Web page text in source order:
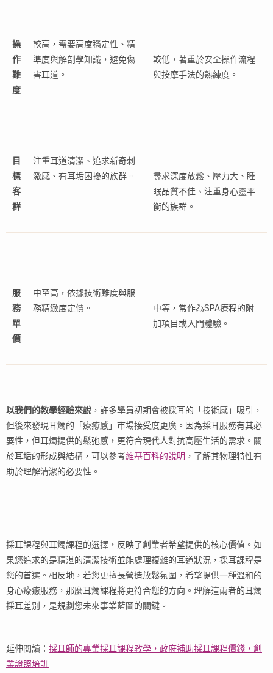
操
作
難
度
較高，需要高度穩定性、精
準度與解剖學知識，避免傷
害耳道。
較低，著重於安全操作流程
與按摩手法的熟練度。
目
標
客
群
注重耳道清潔、追求新奇刺
激感、有耳垢困擾的族群。
尋求深度放鬆、壓力大、睡
眠品質不佳、注重身心靈平
衡的族群。
服
務
單
價
中至高，依據技術難度與服
務精緻度定價。
中等，常作為SPA療程的附
加項目或入門體驗。
以我們的教學經驗來說 ，許多學員初期會被採耳的「技術感」吸引，
但後來發現耳燭的「療癒感」市場接受度更廣。因為採耳服務有其必
要性，但耳燭提供的鬆弛感，更符合現代人對抗高壓生活的需求。關
於耳垢的形成與結構，可以參考維基百科的說明 ，了解其物理特性有
助於理解清潔的必要性。
採耳課程與耳燭課程的選擇，反映了創業者希望提供的核心價值。如
果您追求的是精湛的清潔技術並能處理複雜的耳道狀況，採耳課程是
您的首選。相反地，若您更擅長營造放鬆氛圍，希望提供一種溫和的
身心療癒服務，那麼耳燭課程將更符合您的方向。理解這兩者的耳燭
採耳差別，是規劃您未來事業藍圖的關鍵。
延伸閱讀： 採耳師的專業採耳課程教學，政府補助採耳課程價錢，創
業證照培訓